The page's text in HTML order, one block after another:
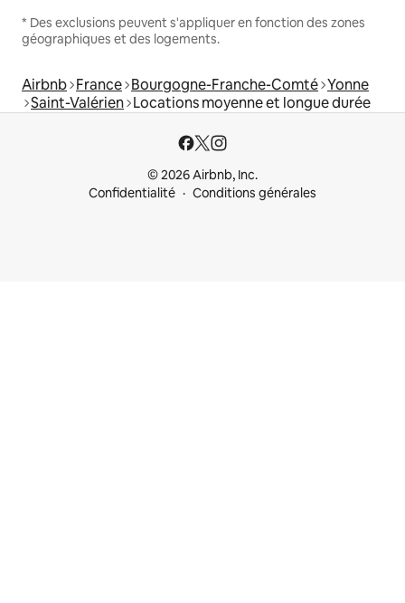
* Des exclusions peuvent s'appliquer en fonction des zones
géographiques et des logements.
Airbnb France Bourgogne-Franche-Comté Yonne
Saint-Valérien Locations moyenne et longue durée
© 2026 Airbnb, Inc.
Confidentialité
Conditions générales